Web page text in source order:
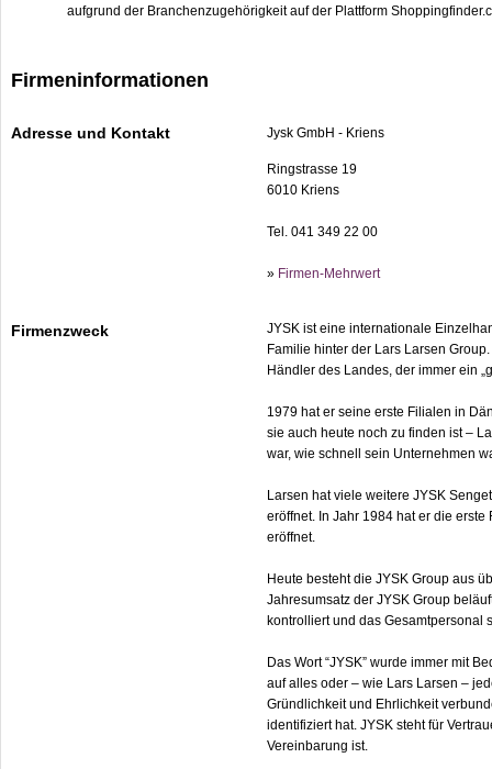
aufgrund der Branchenzugehörigkeit auf der Plattform
Firmeninformationen
Adresse und Kontakt Jysk GmbH - Kriens
Ringstrasse 19
6010 Kriens
Tel. 041 349 22 00
» Firmen-Mehrwert
Firmenzweck
JYSK ist eine internationale
Familie hinter der Lars Larsen
Händler des Landes, der immer ein
1979 hat er seine erste Filialen in
sie auch heute noch zu finden ist –
war, wie schnell sein Unternehmen
Larsen hat viele weitere JYSK
eröffnet. In Jahr 1984 hat er die
eröffnet.
Heute besteht die JYSK Group aus
Jahresumsatz der JYSK Group
kontrolliert und das Gesamtpersonal
Das Wort “JYSK” wurde immer mit
auf alles oder – wie Lars Larsen –
Gründlichkeit und Ehrlichkeit
identifiziert hat. JYSK steht für
Vereinbarung ist.